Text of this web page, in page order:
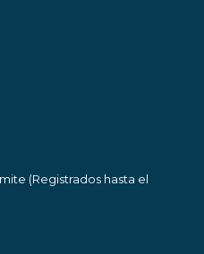
(Registrados hasta el